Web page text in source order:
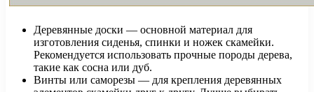
Деревянные доски — основной материал для
изготовления сиденья, спинки и ножек скамейки.
Рекомендуется использовать прочные породы дерева,
такие как сосна или дуб.
Винты или саморезы — для крепления деревянных